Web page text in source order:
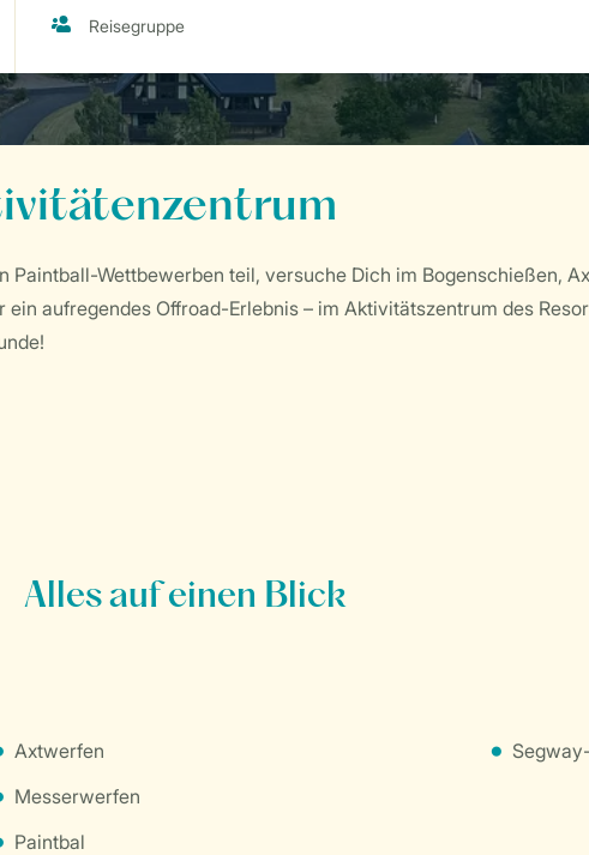
Paintball-Wettbewerben teil, versuche Dich im Bogenschießen,
ein aufregendes Offroad-Erlebnis – im Aktivitätszentrum des
Alles auf einen Blick
Axtwerfen
Messerwerfen
Paintbal